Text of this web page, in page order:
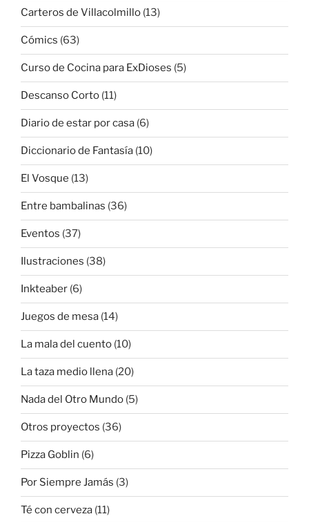
Carteros de Villacolmillo (13)
Cómics (63)
Curso de Cocina para ExDioses (5)
Descanso Corto (11)
Diario de estar por casa (6)
Diccionario de Fantasía (10)
El Vosque (13)
Entre bambalinas (36)
Eventos (37)
Ilustraciones (38)
Inkteaber (6)
Juegos de mesa (14)
La mala del cuento (10)
La taza medio llena (20)
Nada del Otro Mundo (5)
Otros proyectos (36)
Pizza Goblin (6)
Por Siempre Jamás (3)
Té con cerveza (11)